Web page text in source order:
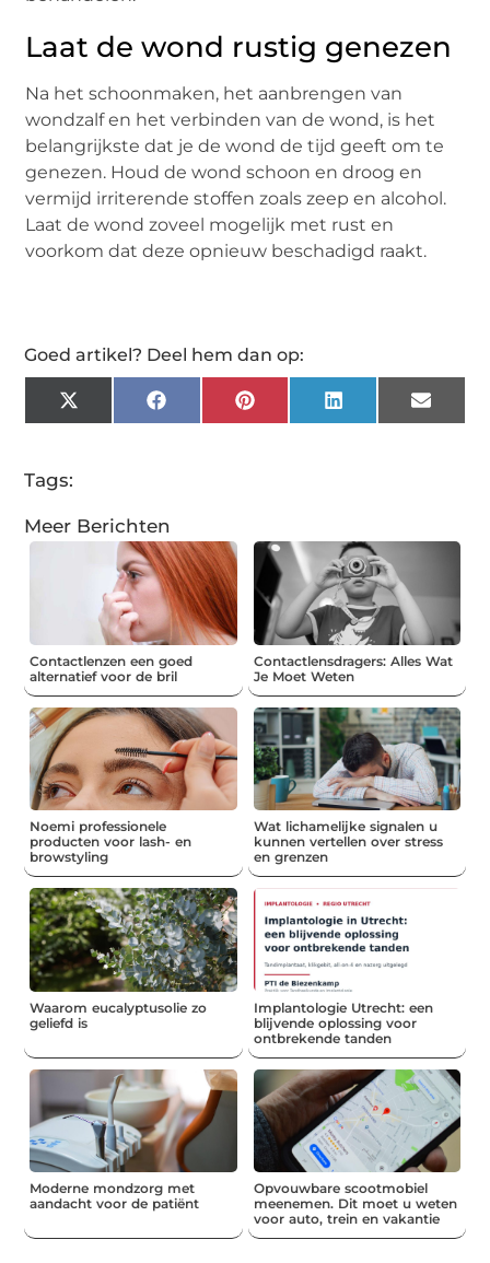
Laat de wond rustig genezen
Na het schoonmaken, het aanbrengen van
wondzalf en het verbinden van de wond, is het
belangrijkste dat je de wond de tijd geeft om te
genezen. Houd de wond schoon en droog en
vermijd irriterende stoffen zoals zeep en alcohol.
Laat de wond zoveel mogelijk met rust en
voorkom dat deze opnieuw beschadigd raakt.
Goed artikel? Deel hem dan op:
X
(Twitter)
FacebookPinterestLinkedInEmail
Tags:
Meer Berichten
Contactlenzen een goed
alternatief voor de bril
Contactlensdragers: Alles Wat
Je Moet Weten
Noemi professionele
producten voor lash- en
browstyling
Wat lichamelijke signalen u
kunnen vertellen over stress
en grenzen
Waarom eucalyptusolie zo
geliefd is
Implantologie Utrecht: een
blijvende oplossing voor
ontbrekende tanden
Moderne mondzorg met
aandacht voor de patiënt
Opvouwbare scootmobiel
meenemen. Dit moet u weten
voor auto, trein en vakantie